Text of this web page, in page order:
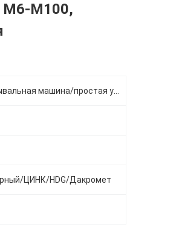
M100,
ЦИНК/HDG/Дакромет